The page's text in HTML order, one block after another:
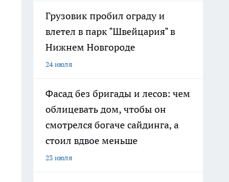
Грузовик пробил ограду и
влетел в парк "Швейцария" в
Нижнем Новгороде
24 июля
Фасад без бригады и лесов: чем
облицевать дом, чтобы он
смотрелся богаче сайдинга, а
стоил вдвое меньше
23 июля